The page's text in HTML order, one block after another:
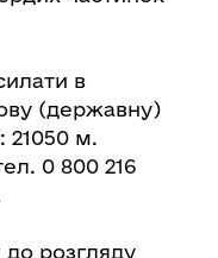
в
(державну)
21050 м.
0 800 216
розгляду